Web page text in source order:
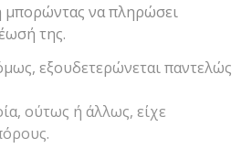
να πληρώσει
της.
εξουδετερώνεται παντελώς
ούτως ή άλλως, είχε